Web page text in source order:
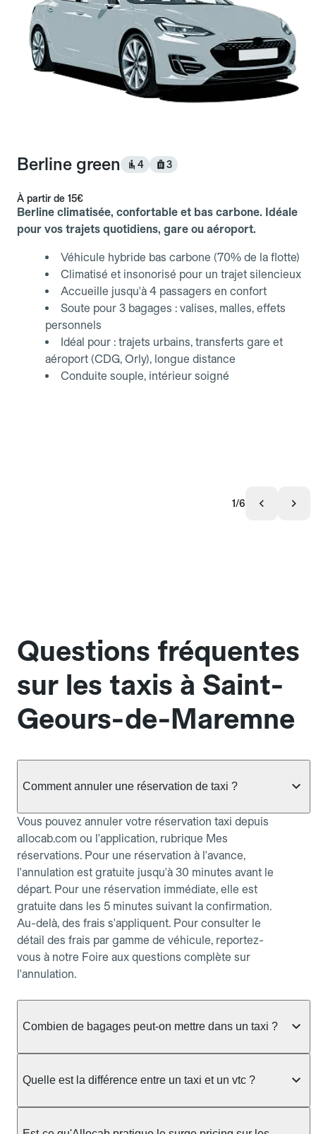
Berline green 4 3
À partir de 15€
Berline climatisée, confortable et bas carbone. Idéale
pour vos trajets quotidiens, gare ou aéroport.
Véhicule hybride bas carbone (70% de la flotte)
Climatisé et insonorisé pour un trajet silencieux
Accueille jusqu'à 4 passagers en confort
Soute pour 3 bagages : valises, malles, effets
personnels
Idéal pour : trajets urbains, transferts gare et
aéroport (CDG, Orly), longue distance
Conduite souple, intérieur soigné
1/6
Questions fréquentes
sur les taxis à Saint-
Geours-de-Maremne
Comment annuler une réservation de taxi ?
Vous pouvez annuler votre réservation taxi depuis
allocab.com ou l'application, rubrique Mes
réservations. Pour une réservation à l'avance,
l'annulation est gratuite jusqu'à 30 minutes avant le
départ. Pour une réservation immédiate, elle est
gratuite dans les 5 minutes suivant la confirmation.
Au-delà, des frais s'appliquent. Pour consulter le
détail des frais par gamme de véhicule, reportez-
vous à notre Foire aux questions complète sur
l'annulation.
Combien de bagages peut-on mettre dans un taxi ?
taxi berline accueille en général jusqu'à 3 bagages
ou nombreux, précisez-le dans le champ "Message
au chauffeur" lors de la réservation. Le prix n'est
Quelle est la différence entre un taxi et un vtc ?